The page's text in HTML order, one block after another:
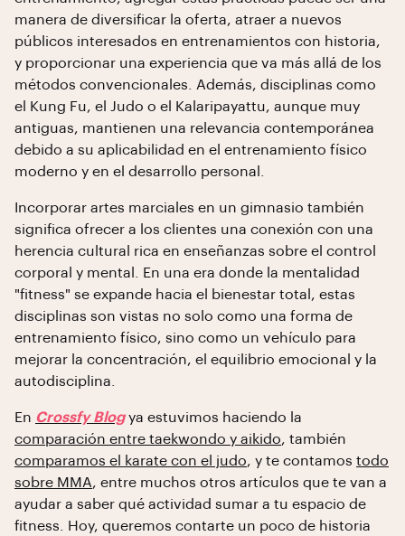
manera de diversificar la oferta, atraer a nuevos
públicos interesados en entrenamientos con historia,
y proporcionar una experiencia que va más allá de los
métodos convencionales. Además, disciplinas como
el Kung Fu, el Judo o el Kalaripayattu, aunque muy
antiguas, mantienen una relevancia contemporánea
debido a su aplicabilidad en el entrenamiento físico
moderno y en el desarrollo personal.
Incorporar artes marciales en un gimnasio también
significa ofrecer a los clientes una conexión con una
herencia cultural rica en enseñanzas sobre el control
corporal y mental. En una era donde la mentalidad
"fitness" se expande hacia el bienestar total, estas
disciplinas son vistas no solo como una forma de
entrenamiento físico, sino como un vehículo para
mejorar la concentración, el equilibrio emocional y la
autodisciplina.
En Crossfy Blogya estuvimos haciendo la
comparación entre taekwondo y aikido, también
comparamos el karate con el judo, y te contamos todo
sobre MMA, entre muchos otros artículos que te van a
ayudar a saber qué actividad sumar a tu espacio de
fitness. Hoy, queremos contarte un poco de historia